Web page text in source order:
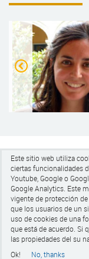
Ludmila
Pg de
Este sitio web utiliza
ciertas funcionalidades
Youtube, Google o
Google Analytics. Este
vigente de protección
que los usuarios de un
uso de cookies de una
que está de acuerdo. Si
las propiedades del su
Ok!
No, thanks